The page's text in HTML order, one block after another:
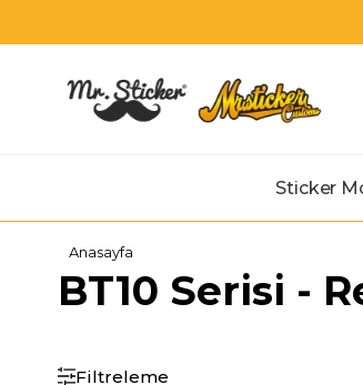
Sticker
Anasayfa
BT10 Serisi -
Filtreleme